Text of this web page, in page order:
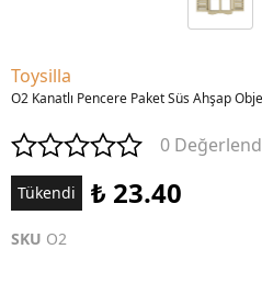
Toysilla
O2 Kanatlı Pencere Paket Süs Ahşap Obje
0
Tükendi ₺ 23.40
SKU O2